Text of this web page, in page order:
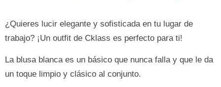
¿Quieres lucir elegante y sofisticada en tu lugar de
trabajo? ¡Un outfit de Cklass es perfecto para ti!
La blusa blanca es un básico que nunca falla y que le da
un toque limpio y clásico al conjunto.